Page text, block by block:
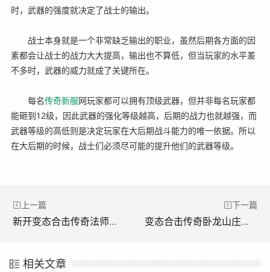
时，武器的强度就决定了战士的输出。
战士本身就是一个非常缺乏输出的职业，虽然后期各方面的因
素都会让战士的战力大大提高，输出也不算低，但当玩家的水平差
不多时，武器的威力就成了关键所在。
每名传奇新服网玩家都可以拥有顶级武器，但并非每名玩家都
能砸到12级，因此武器的强化等级越高，后期的战力也就越强，而
武器等级的高低则是决定玩家在大后期战斗能力的唯一依据。所以
在大后期的时候，战士们必须尽可能的提升他们的武器等级。
上一篇
新开变态合击传奇法师单挑boss需要了解boss的特点和打法。(新开启的异常合击传奇法师单挑boss。 你需要了解boss的特点和玩法。)
下一篇
变态合击传奇卧龙山庄地图中的隐藏BOSS(异常战斗攻击传奇卧龙山庄地图隐藏BOSS)
相关文章